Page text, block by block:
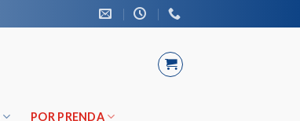
POR PRENDA